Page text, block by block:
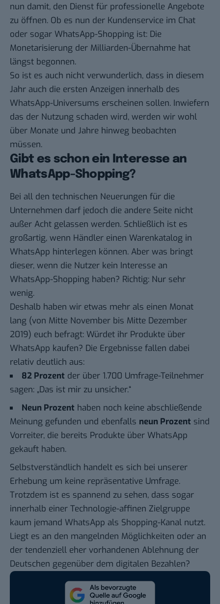
nun damit, den Dienst für professionelle Angebote
zu öffnen. Ob es nun der Kundenservice im Chat
oder sogar WhatsApp-Shopping ist: Die
Monetarisierung der Milliarden-Übernahme hat
längst begonnen.
So ist es auch nicht verwunderlich, dass in diesem
Jahr auch die ersten Anzeigen innerhalb des
WhatsApp-Universums erscheinen sollen. Inwiefern
das der Nutzung schaden wird, werden wir wohl
über Monate und Jahre hinweg beobachten
müssen.
Gibt es schon ein Interesse an
WhatsApp-Shopping?
Bei all den technischen Neuerungen für die
Unternehmen darf jedoch die andere Seite nicht
außer Acht gelassen werden. Schließlich ist es
großartig, wenn Händler einen Warenkatalog in
WhatsApp hinterlegen können. Aber was bringt
dieser, wenn die Nutzer kein Interesse an
WhatsApp-Shopping haben? Richtig: Nur sehr
wenig.
Deshalb haben wir etwas mehr als einen Monat
lang (von Mitte November bis Mitte Dezember
2019) euch befragt: Würdet ihr Produkte über
WhatsApp kaufen? Die Ergebnisse fallen dabei
relativ deutlich aus:
82 Prozent der über 1.700 Umfrage-Teilnehmer
sagen: „Das ist mir zu unsicher.“
Neun Prozent haben noch keine abschließende
Meinung gefunden und ebenfalls neun Prozent sind
Vorreiter, die bereits Produkte über WhatsApp
gekauft haben.
Selbstverständlich handelt es sich bei unserer
Erhebung um keine repräsentative Umfrage.
Trotzdem ist es spannend zu sehen, dass sogar
innerhalb einer Technologie-affinen Zielgruppe
kaum jemand WhatsApp als Shopping-Kanal nutzt.
Liegt es an den mangelnden Möglichkeiten oder an
der tendenziell eher vorhandenen Ablehnung der
Deutschen gegenüber dem digitalen Bezahlen?